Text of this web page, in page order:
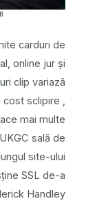
carduri de
online jur și
clip variază
sclipire ,
mai multe
sală de
site-ului
SSL de-a
Handley